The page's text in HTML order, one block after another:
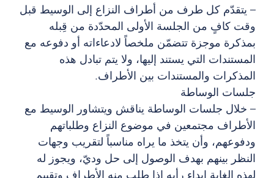
– يتقدّم كل طرف من أطراف النزاع إلى الوسيط قبل
وقت كافٍ من الجلسة الأولى المحدّدة من قِبله
بمذكرة موجزة تتضمّن ملخصاً لادعاءاته أو دفوعه مع
المستندات التي يستند إليها، ولا يتم تبادل هذه
المذكرات والمستندات بين الأطراف.
جلسات الوساطة
– خلال جلسات الوساطة يناقش ويتشاور الوسيط مع
الأطراف مجتمعين في موضوع النزاع وطلباتهم
ودفوعهم، وأن يتخذ ما يراه مناسباً لتقريب وجهات
النظر بينهم بهدف الوصول إلى حل وديّ، ويجوز له
لهذه الغاية إبداء رأيه إذا طلب منه الأطراف وتقييم